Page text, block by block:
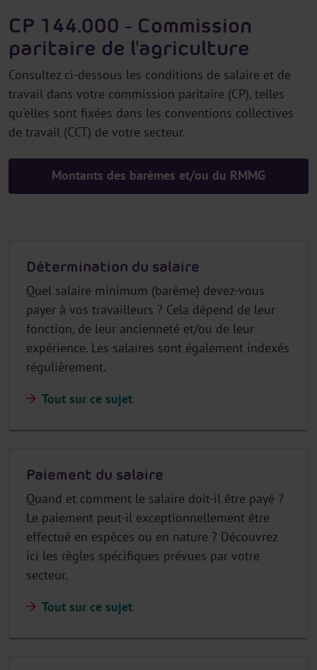
CP 144.000 - Commission
paritaire de l'agriculture
Consultez ci-dessous les conditions de salaire et de
travail dans votre commission paritaire (CP), telles
qu'elles sont fixées dans les conventions collectives
de travail (CCT) de votre secteur.
Montants des barèmes et/ou du RMMG
Détermination du salaire
Quel salaire minimum (barème) devez-vous
payer à vos travailleurs ? Cela dépend de leur
fonction, de leur ancienneté et/ou de leur
expérience. Les salaires sont également indexés
régulièrement.
Tout sur ce sujet
Paiement du salaire
Quand et comment le salaire doit-il être payé ?
Le paiement peut-il exceptionnellement être
effectué en espèces ou en nature ? Découvrez
ici les règles spécifiques prévues par votre
secteur.
Tout sur ce sujet